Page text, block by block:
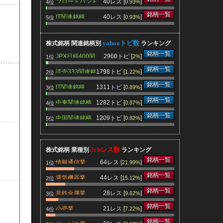
4位
関連銘柄
0.93%
5位 IT関連銘柄 40レス [0.93%] 銘柄一覧
株式銘柄 関連銘柄別 yahooトピ数 ランキング
1位 JPX日経400関
連銘柄
2960トピ [2%] 銘柄一覧
2位 読売333関連銘
柄
1798トピ [1.22%] 銘柄一覧
3位 IT関連銘柄 1311トピ [0.89%] 銘柄一覧
4位 中東関連銘柄 1282トピ [0.87%] 銘柄一覧
5位 中国関連銘柄 1209トピ [0.82%] 銘柄一覧
株式銘柄 業種別 2chレス数 ランキング
1位 情報通信業 64レス [21.99%] 銘柄一覧
2位 電気機器業 44レス [15.12%] 銘柄一覧
3位 非鉄金属業 28レス [9.62%] 銘柄一覧
4位 小売業 21レス [7.22%] 銘柄一覧